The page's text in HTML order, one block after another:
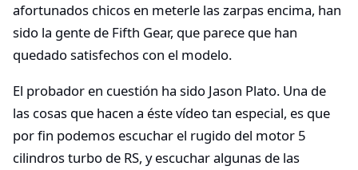
afortunados chicos en meterle las zarpas encima, han
sido la gente de Fifth Gear, que parece que han
quedado satisfechos con el modelo.
El probador en cuestión ha sido Jason Plato. Una de
las cosas que hacen a éste vídeo tan especial, es que
por fin podemos escuchar el rugido del motor 5
cilindros turbo de RS, y escuchar algunas de las